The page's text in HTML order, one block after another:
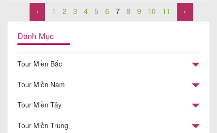
‹ 1 2 3 4 5 6 7 8 9 10 11 ›
Danh Mục
Tour Miền Bắc
Tour Miền Nam
Tour Miền Tây
Tour Miền Trung